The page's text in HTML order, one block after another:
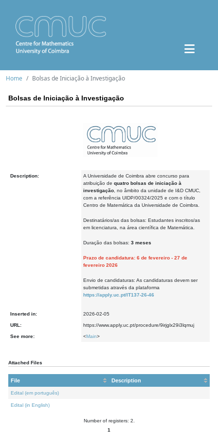
Home Bolsas de Iniciação à Investigação
Bolsas de Iniciação à Investigação
Description:
A Universidade de Coimbra abre concurso para
atribuição de quatro bolsas de iniciação à
investigação , no âmbito da unidade de I&D CMUC,
com a referência UIDP/00324/2025 e com o título
Centro de Matemática da Universidade de Coimbra.
Destinatários/as das bolsas: Estudantes inscritos/as
em licenciatura, na área científica de Matemática.
Duração das bolsas: 3 meses
Prazo de candidatura: 6 de fevereiro - 27 de
fevereiro 2026
Envio de candidaturas: As candidaturas devem ser
submetidas através da plataforma
https://apply.uc.pt/IT137-26-46
Inserted in: 2026-02-05
URL: https://www.apply.uc.pt/procedure/9irjglx29i3lqmuj
See more: <Main>
Attached Files
File Description
Edital (em português)
Edital (in English)
Number of registers: 2.
1